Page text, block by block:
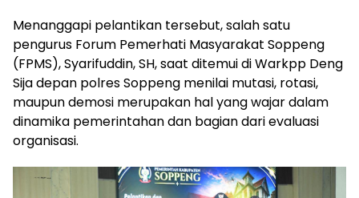
Menanggapi pelantikan tersebut, salah satu
pengurus Forum Pemerhati Masyarakat Soppeng
(FPMS), Syarifuddin, SH, saat ditemui di Warkpp Deng
Sija depan polres Soppeng menilai mutasi, rotasi,
maupun demosi merupakan hal yang wajar dalam
dinamika pemerintahan dan bagian dari evaluasi
organisasi.